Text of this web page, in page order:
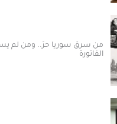
حرّ.. ومن لم يسرقها يدفع